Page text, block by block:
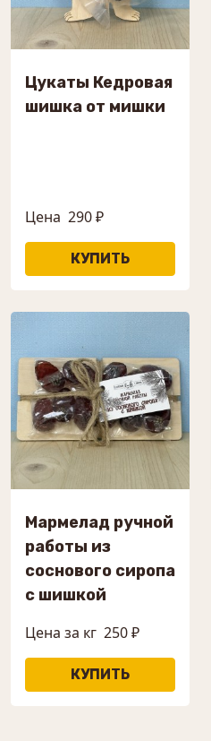
Цукаты Кедровая
шишка от мишки
Цена 290 ₽
Мармелад ручной
работы из
соснового сиропа
с шишкой
Цена за кг 250 ₽